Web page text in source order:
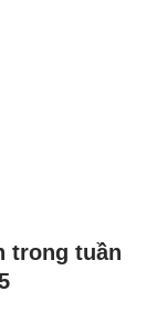
trong tuần